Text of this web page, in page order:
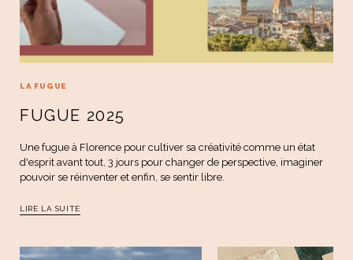
LA FUGUE
FUGUE 2025
Une fugue à Florence pour cultiver sa créativité comme un état
d'esprit avant tout, 3 jours pour changer de perspective, imaginer
pouvoir se réinventer et enfin, se sentir libre.
LIRE LA SUITE